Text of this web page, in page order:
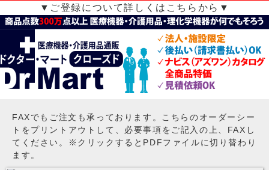
▼ご登録について詳しくはこちらから▼
FAXでもご注文も承っております。こちらのオーダーシー
トをプリントアウトして、必要事項をご記入の上、FAXし
てください。※クリックするとPDFファイルに切り替わり
ます。